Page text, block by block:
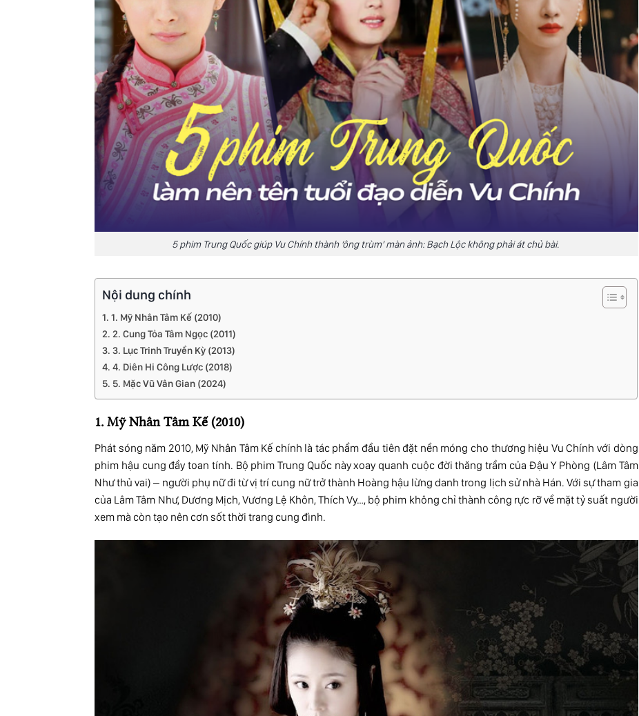
5 phim Trung Quốc giúp Vu Chính thành ‘ông trùm’ màn ảnh: Bạch Lộc không phải át chủ bài.
Nội dung chính
1. Mỹ Nhân Tâm Kế (2010)
2. Cung Tỏa Tâm Ngọc (2011)
3. Lục Trinh Truyền Kỳ (2013)
4. Diên Hi Công Lược (2018)
5. Mặc Vũ Vân Gian (2024)
1. Mỹ Nhân Tâm Kế (2010)
Phát sóng năm 2010, Mỹ Nhân Tâm Kế chính là tác phẩm đầu tiên đặt nền móng cho thương hiệu Vu Chính với dòng
phim hậu cung đầy toan tính. Bộ phim Trung Quốc này xoay quanh cuộc đời thăng trầm của Đậu Y Phòng (Lâm Tâm
Như thủ vai) – người phụ nữ đi từ vị trí cung nữ trở thành Hoàng hậu lừng danh trong lịch sử nhà Hán. Với sự tham gia
của Lâm Tâm Như, Dương Mịch, Vương Lệ Khôn, Thích Vy…, bộ phim không chỉ thành công rực rỡ về mặt tỷ suất người
xem mà còn tạo nên cơn sốt thời trang cung đình.